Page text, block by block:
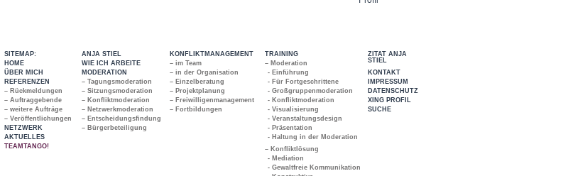
SITEMAP:
HOME
ÜBER MICH
REFERENZEN
– Rückmeldungen
– Auftraggebende
– weitere Aufträge
– Veröffentlichungen
NETZWERK
AKTUELLES
TEAMTANGO!
ANJA STIEL
WIE ICH ARBEITE
MODERATION
– Tagungsmoderation
– Sitzungsmoderation
– Konfliktmoderation
– Netzwerkmoderation
– Entscheidungsfindung
– Bürgerbeteiligung
KONFLIKTMANAGEMENT
– im Team
– in der Organisation
– Einzelberatung
– Projektplanung
– Freiwilligenmanagement
– Fortbildungen
TRAINING
– Moderation
- Einführung
- Für Fortgeschrittene
- Großgruppenmoderation
- Konfliktmoderation
- Visualisierung
- Veranstaltungsdesign
- Präsentation
- Haltung in der Moderation
– Konfliktlösung
- Mediation
- Gewaltfreie Kommunikation
ZITAT ANJA
STIEL
KONTAKT
IMPRESSUM
DATENSCHUTZ
XING PROFIL
SUCHE